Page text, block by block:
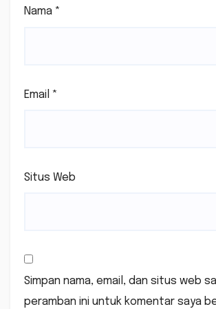
Nama *
Email *
Situs Web
Simpan nama, email, dan situs web
peramban ini untuk komentar saya